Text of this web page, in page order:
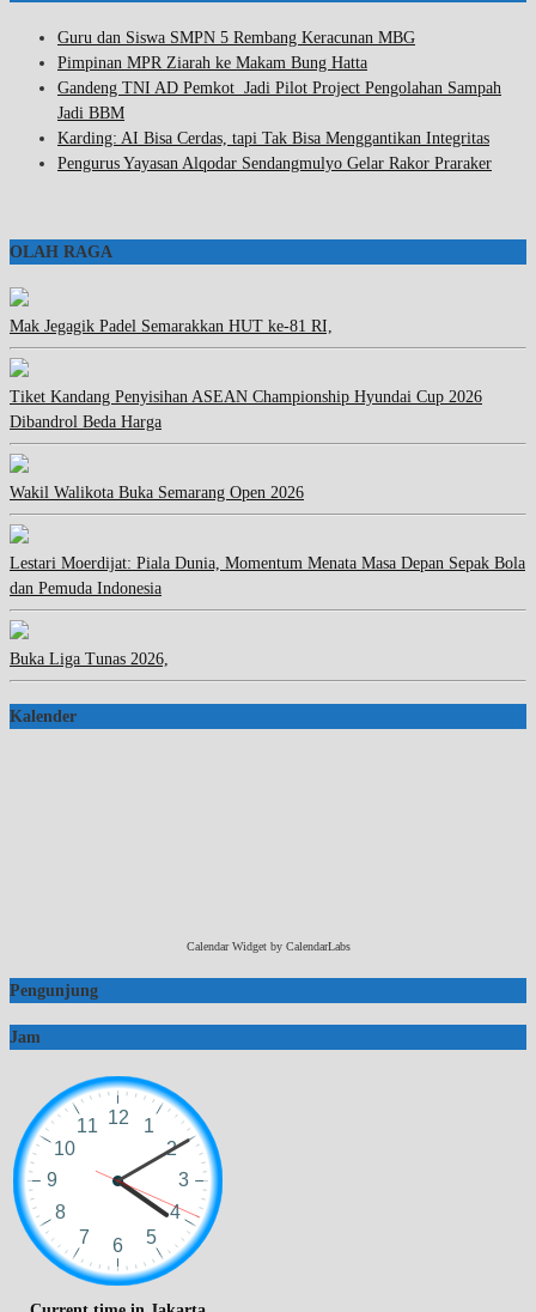
Guru dan Siswa SMPN 5 Rembang Keracunan MBG
Pimpinan MPR Ziarah ke Makam Bung Hatta
Gandeng TNI AD Pemkot Jadi Pilot Project Pengolahan Sampah
Jadi BBM
Karding: AI Bisa Cerdas, tapi Tak Bisa Menggantikan Integritas
Pengurus Yayasan Alqodar Sendangmulyo Gelar Rakor Praraker
OLAH RAGA
Mak Jegagik Padel Semarakkan HUT ke-81 RI,
Tiket Kandang Penyisihan ASEAN Championship Hyundai Cup 2026
Dibandrol Beda Harga
Wakil Walikota Buka Semarang Open 2026
Lestari Moerdijat: Piala Dunia, Momentum Menata Masa Depan Sepak Bola
dan Pemuda Indonesia
Buka Liga Tunas 2026,
Kalender
Calendar Widget by CalendarLabs
Pengunjung
Jam